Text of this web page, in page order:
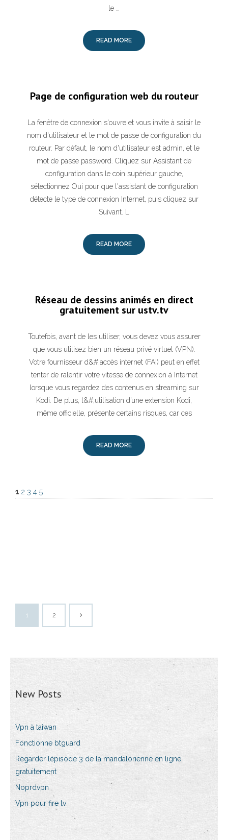
le …
READ MORE
Page de configuration web du routeur
La fenêtre de connexion s'ouvre et vous invite à saisir le
nom d'utilisateur et le mot de passe de configuration du
routeur. Par défaut, le nom d'utilisateur est admin, et le
mot de passe password. Cliquez sur Assistant de
configuration dans le coin supérieur gauche,
sélectionnez Oui pour que l'assistant de configuration
détecte le type de connexion Internet, puis cliquez sur
Suivant. L
READ MORE
Réseau de dessins animés en direct
gratuitement sur ustv.tv
Toutefois, avant de les utiliser, vous devez vous assurer
que vous utilisez bien un réseau privé virtuel (VPN).
Votre fournisseur d&#;accès internet (FAI) peut en effet
tenter de ralentir votre vitesse de connexion à Internet
lorsque vous regardez des contenus en streaming sur
Kodi. De plus, l&#;utilisation d’une extension Kodi,
même officielle, présente certains risques, car ces
READ MORE
1 2 3 4 5
1 2
New Posts
Vpn à taiwan
Fonctionne btguard
Regarder lépisode 3 de la mandalorienne en ligne
gratuitement
Noprdvpn
Vpn pour fire tv